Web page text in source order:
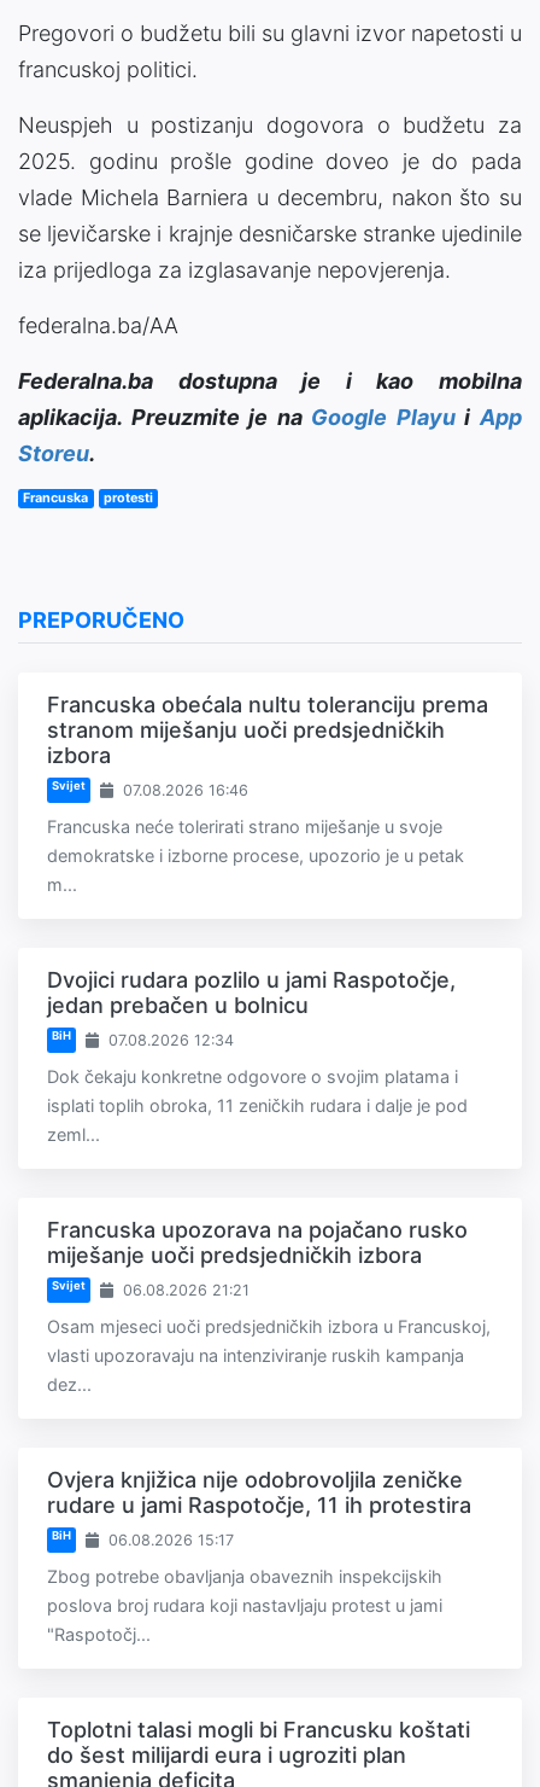
Pregovori o budžetu bili su glavni izvor napetosti u
francuskoj politici.
Neuspjeh u postizanju dogovora o budžetu za
2025. godinu prošle godine doveo je do pada
vlade Michela Barniera u decembru, nakon što su
se ljevičarske i krajnje desničarske stranke ujedinile
iza prijedloga za izglasavanje nepovjerenja.
federalna.ba/AA
Federalna.ba dostupna je i kao mobilna
aplikacija. Preuzmite je na Google PlayuiApp
Storeu.
Francuska protesti
PREPORUČENO
Francuska obećala nultu toleranciju prema
stranom miješanju uoči predsjedničkih
izbora
Svijet 07.08.2026 16:46
Francuska neće tolerirati strano miješanje u svoje
demokratske i izborne procese, upozorio je u petak
m...
Dvojici rudara pozlilo u jami Raspotočje,
jedan prebačen u bolnicu
BiH 07.08.2026 12:34
Dok čekaju konkretne odgovore o svojim platama i
isplati toplih obroka, 11 zeničkih rudara i dalje je pod
zeml...
Francuska upozorava na pojačano rusko
miješanje uoči predsjedničkih izbora
Svijet 06.08.2026 21:21
Osam mjeseci uoči predsjedničkih izbora u Francuskoj,
vlasti upozoravaju na intenziviranje ruskih kampanja
dez...
Ovjera knjižica nije odobrovoljila zeničke
rudare u jami Raspotočje, 11 ih protestira
BiH 06.08.2026 15:17
Zbog potrebe obavljanja obaveznih inspekcijskih
poslova broj rudara koji nastavljaju protest u jami
"Raspotočj...
Toplotni talasi mogli bi Francusku koštati
do šest milijardi eura i ugroziti plan
smanjenja deficita